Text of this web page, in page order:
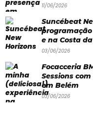
11/06/2026
Suncébeat
e na Costa
03/06/2026
Focacceria
Sessions
em Belém
03/06/2026